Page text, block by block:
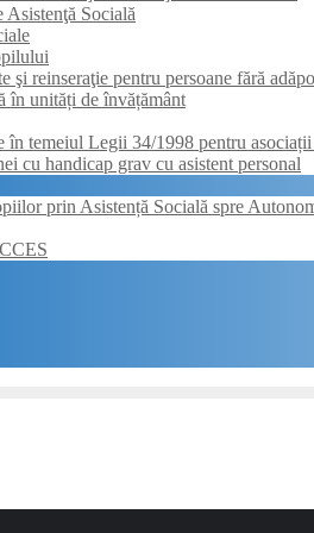
Socială
şi reinseraţie pentru persoane fără
în unități de învățământ
în temeiul Legii 34/1998 pentru
cu handicap grav cu asistent personal
prin Asistență Socială spre